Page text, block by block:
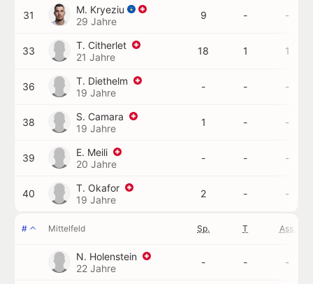
31
M. Kryeziu
29 Jahre
9 - -
33
T. Citherlet
21 Jahre
18 1 1
36
T. Diethelm
19 Jahre
- - -
38
S. Camara
19 Jahre
1 - -
39
E. Meili
20 Jahre
- - -
40
T. Okafor
19 Jahre
2 - -
# Mittelfeld Sp. T Ass.
N. Holenstein
22 Jahre
- - -